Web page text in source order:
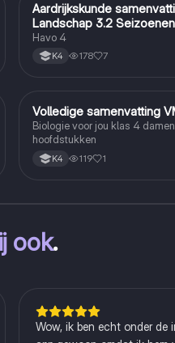
Aardrijkskunde
Aardrijkskunde
Landschap 3.2
Havo 4
K4 178 7
Biologie
Volledige samenvatting
Biologie voor jou klas 4
hoofdstukken
K4 119 1
ook.
Wow, ik ben echt onder de